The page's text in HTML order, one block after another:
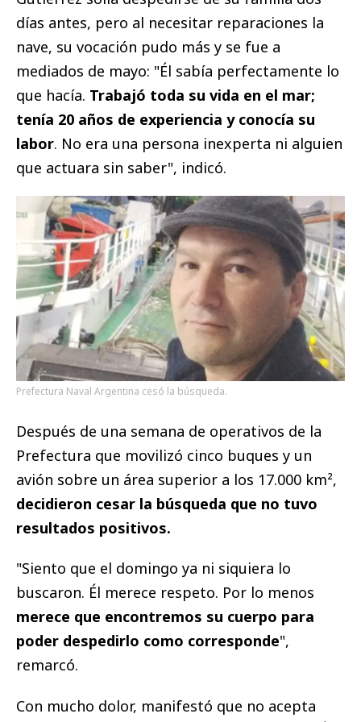
días antes, pero al necesitar reparaciones la
nave, su vocación pudo más y se fue a
mediados de mayo: "Él sabía perfectamente lo
que hacía. Trabajó toda su vida en el mar;
tenía 20 años de experiencia y conocía su
labor. No era una persona inexperta ni alguien
que actuara sin saber", indicó.
Prefectura Naval Argentina cesó la búsqueda.
Después de una semana de operativos de la
Prefectura que movilizó cinco buques y un
avión sobre un área superior a los 17.000 km²,
decidieron cesar la búsqueda que no tuvo
resultados positivos.
"Siento que el domingo ya ni siquiera lo
buscaron. Él merece respeto. Por lo menos
merece que encontremos su cuerpo para
poder despedirlo como corresponde",
remarcó.
Con mucho dolor, manifestó que no acepta